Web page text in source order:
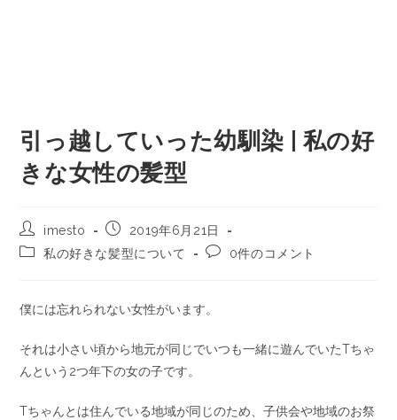
引っ越していった幼馴染 | 私の好
きな女性の髪型
imesto
2019年6月21日
私の好きな髪型について
0件のコメント
僕には忘れられない女性がいます。
それは小さい頃から地元が同じでいつも一緒に遊んでいたTちゃ
んという2つ年下の女の子です。
Tちゃんとは住んでいる地域が同じのため、子供会や地域のお祭